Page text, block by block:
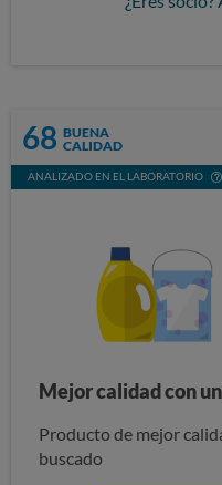
68 BUENA
CALIDAD
ANALIZADO EN EL LABORATORIO
Mejor calidad con
Producto de mejor
buscado